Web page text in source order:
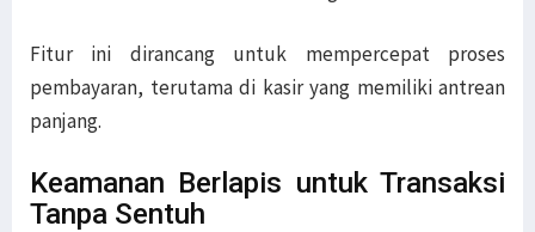
Fitur ini dirancang untuk mempercepat proses
pembayaran, terutama di kasir yang memiliki antrean
panjang.
Keamanan Berlapis untuk Transaksi
Tanpa Sentuh